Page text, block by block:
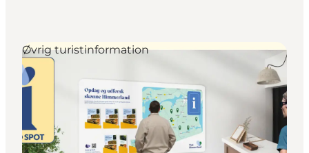
Øvrig turistinformation